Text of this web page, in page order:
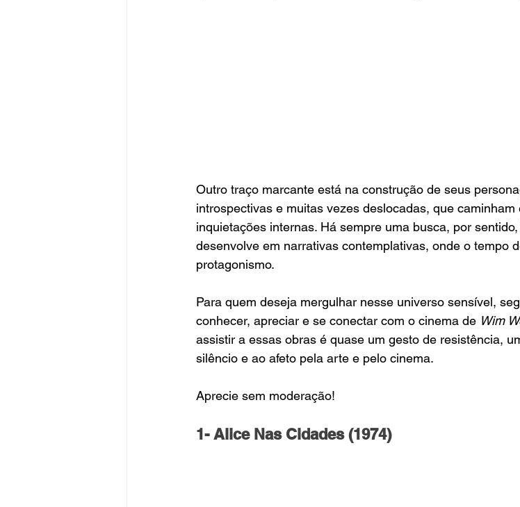
Outro traço marcante está na construção de seus
introspectivas e muitas vezes deslocadas, que
inquietações internas. Há sempre uma busca, por
desenvolve em narrativas contemplativas, onde o tempo
protagonismo.
Para quem deseja mergulhar nesse universo sensível,
conhecer, apreciar e se conectar com o cinema de Wim
assistir a essas obras é quase um gesto de resistência,
silêncio e ao afeto pela arte e pelo cinema.
Aprecie sem moderação!
1- Alice Nas Cidades (1974)